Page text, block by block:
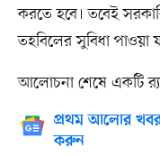
করতে হবে। তবেই
তহবিলের সুবিধা পাওয়া
আলোচনা শেষে একটি
প্রথম আলোর
করুন